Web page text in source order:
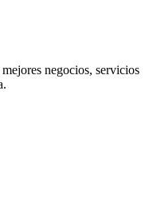
negocios, servicios